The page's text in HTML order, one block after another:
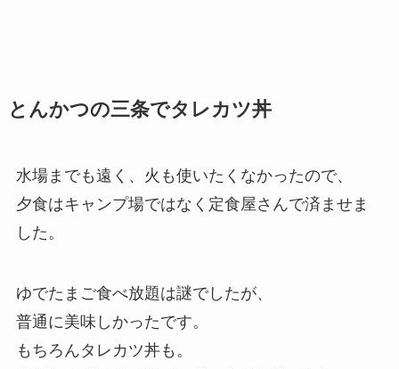
とんかつの三条でタレカツ丼
水場までも遠く、火も使いたくなかったので、
夕食はキャンプ場ではなく定食屋さんで済ませま
した。
ゆでたまご食べ放題は謎でしたが、
普通に美味しかったです。
もちろんタレカツ丼も。